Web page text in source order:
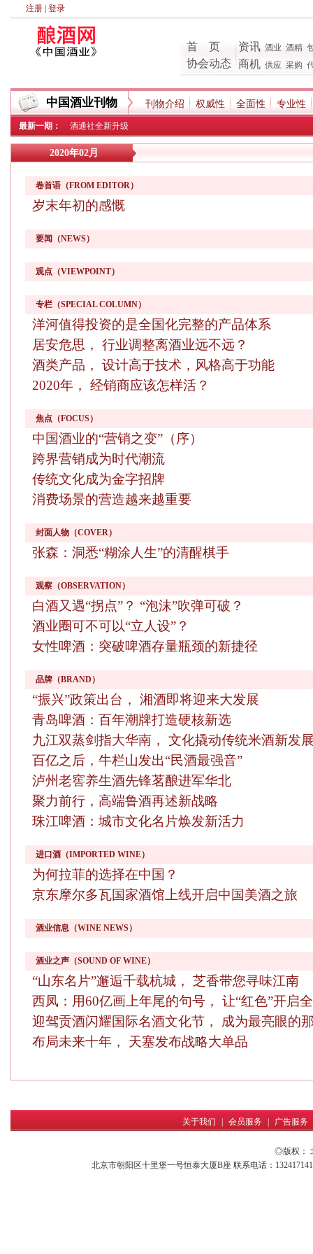
注册 登录
首 页
协会动态
资讯 酒业 酒精
商机 供应 采购
中国酒业刊物 刊物介绍 权威性 全面性 专业性
最新一期： 酒通社全新升级
2020年02月
卷首语（FROM EDITOR）
岁末年初的感慨
要闻（NEWS）
观点（VIEWPOINT）
专栏（SPECIAL COLUMN）
洋河值得投资的是全国化完整的产品体系
居安危思， 行业调整离酒业远不远？
酒类产品， 设计高于技术，风格高于功能
2020年， 经销商应该怎样活？
焦点（FOCUS）
中国酒业的“营销之变”（序）
跨界营销成为时代潮流
传统文化成为金字招牌
消费场景的营造越来越重要
封面人物（COVER）
张森：洞悉“糊涂人生”的清醒棋手
观察（OBSERVATION）
白酒又遇“拐点”？ “泡沫”吹弹可破？
酒业圈可不可以“立人设”？
女性啤酒：突破啤酒存量瓶颈的新捷径
品牌（BRAND）
“振兴”政策出台， 湘酒即将迎来大发展
青岛啤酒：百年潮牌打造硬核新选
九江双蒸剑指大华南， 文化撬动传统米酒新发
百亿之后，牛栏山发出“民酒最强音”
泸州老窖养生酒先锋茗酿进军华北
聚力前行，高端鲁酒再述新战略
珠江啤酒：城市文化名片焕发新活力
进口酒（IMPORTED WINE）
为何拉菲的选择在中国？
京东摩尔多瓦国家酒馆上线开启中国美酒之旅
酒业信息（WINE NEWS）
酒业之声（SOUND OF WINE）
“山东名片”邂逅千载杭城， 芝香带您寻味江南
西凤：用60亿画上年尾的句号， 让“红色”开启
迎驾贡酒闪耀国际名酒文化节， 成为最亮眼的
布局未来十年， 天塞发布战略大单品
关于我们 会员服务 广告服务
◎版权：
北京市朝阳区十里堡一号恒泰大厦B座 联系电话：